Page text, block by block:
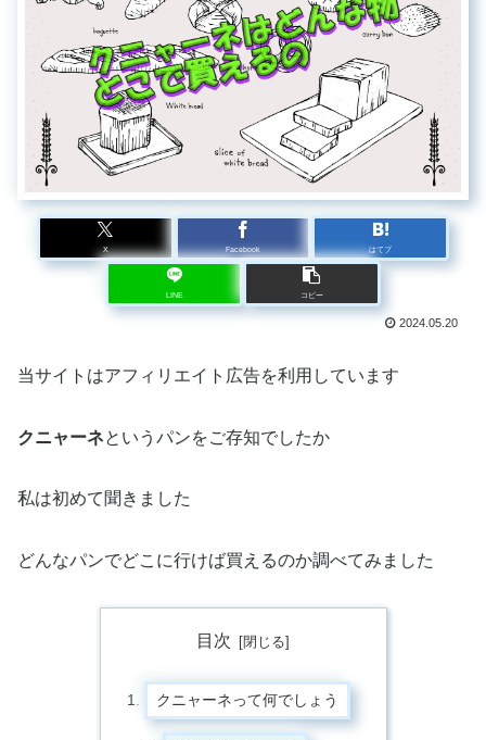
X Facebook はてブ
LINE コピー
2024.05.20
当サイトはアフィリエイト広告を利用しています
クニャーネというパンをご存知でしたか
私は初めて聞きました
どんなパンでどこに行けば買えるのか調べてみました
目次
クニャーネって何でしょう